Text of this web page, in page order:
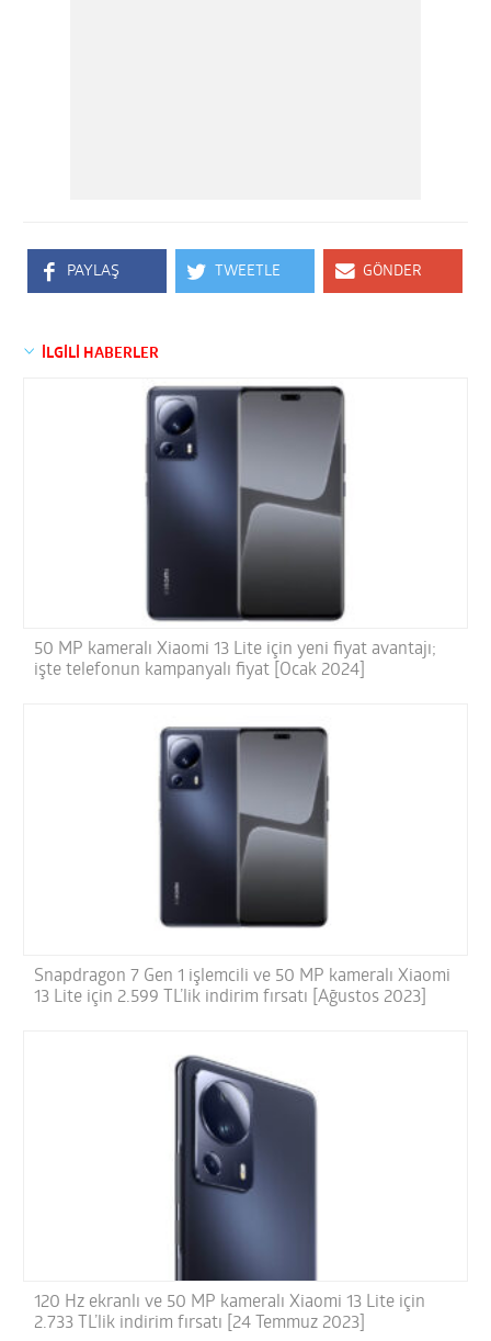
PAYLAŞ TWEETLE GÖNDER
İLGİLİ HABERLER
50 MP kameralı Xiaomi 13 Lite için yeni fiyat avantajı;
işte telefonun kampanyalı fiyat [Ocak 2024]
Snapdragon 7 Gen 1 işlemcili ve 50 MP kameralı Xiaomi
13 Lite için 2.599 TL’lik indirim fırsatı [Ağustos 2023]
120 Hz ekranlı ve 50 MP kameralı Xiaomi 13 Lite için
2.733 TL’lik indirim fırsatı [24 Temmuz 2023]